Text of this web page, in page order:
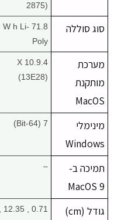
2875)
סוג סוללה
71.8 W h Li-
Poly
מערכת
מותקנת
MacOS
X 10.9.4
(13E28)
מינימלי
Windows
7 (64-Bit)
תמיכה ב-
MacOS 9
–
גודל (cm)